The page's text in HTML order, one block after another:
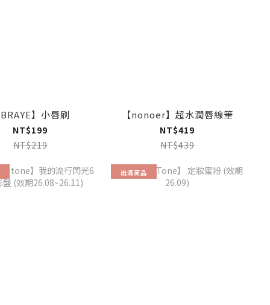
】小唇刷
NT$199
NT$219
【nonoer】超水潤唇線筆
NT$419
NT$439
出清商品